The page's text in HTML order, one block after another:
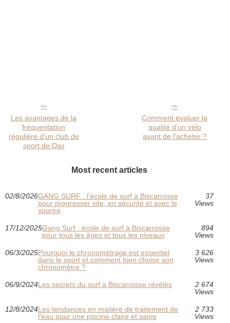
Les avantages de la
fréquentation
régulière d'un club de
sport de Dax
Comment évaluer la
qualité d'un vélo
avant de l'acheter ?
Most recent articles
02/8/2026GANG SURF : l’école de surf à Biscarrosse
pour progresser vite, en sécurité et avec le
sourire
37
Views
17/12/2025Gang Surf : école de surf à Biscarrosse
pour tous les âges et tous les niveaux
894
Views
06/3/2025Pourquoi le chronométrage est essentiel
dans le sport et comment bien choisir son
chronomètre ?
3 626
Views
06/9/2024Les secrets du surf à Biscarrosse révélés
2 674
Views
12/8/2024Les tendances en matière de traitement de
l'eau pour une piscine claire et saine
2 733
Views